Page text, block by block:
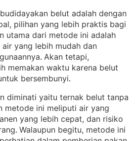
belut adalah dengan
pilihan yang lebih praktis bagi
utama dari metode ini adalah
yang lebih mudah dan
. Akan tetapi,
memakan waktu karena belut
bersembunyi.
diminati yaitu ternak belut tanpa
metode ini meliputi air yang
yang lebih cepat, dan risiko
. Walaupun begitu, metode ini